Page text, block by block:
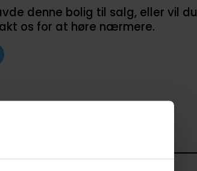
denne bolig til salg, eller vil du
os for at høre nærmere.